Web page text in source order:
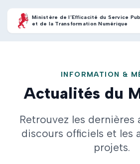
Ministère de l’Efficacité du Service
et de la Transformation Numérique
INFORMATION &
Actualités du
Retrouvez les dernières
discours officiels et les
projets.